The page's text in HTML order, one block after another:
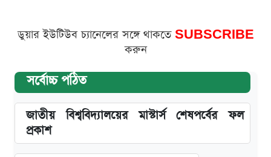
ডুয়ার ইউটিউব চ্যানেলের সঙ্গে থাকতে SUBSCRIBE
করুন
সর্বোচ্চ পঠিত
জাতীয় বিশ্ববিদ্যালয়ের মাস্টার্স শেষপর্বের ফল
প্রকাশ